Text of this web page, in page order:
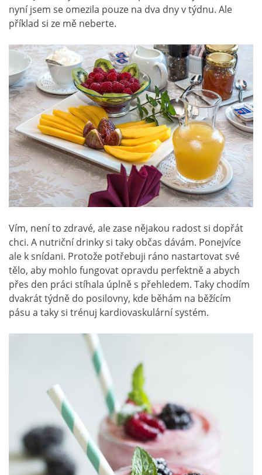
nyní jsem se omezila pouze na dva dny v týdnu. Ale
příklad si ze mě neberte.
Vím, není to zdravé, ale zase nějakou radost si dopřát
chci. A nutriční drinky si taky občas dávám. Ponejvíce
ale k snídani. Protože potřebuji ráno nastartovat své
tělo, aby mohlo fungovat opravdu perfektně a abych
přes den práci stíhala úplně s přehledem. Taky chodím
dvakrát týdně do posilovny, kde běhám na běžícím
pásu a taky si trénuj kardiovaskulární systém.